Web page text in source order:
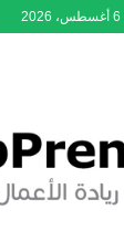
6 أغسطس، 2026